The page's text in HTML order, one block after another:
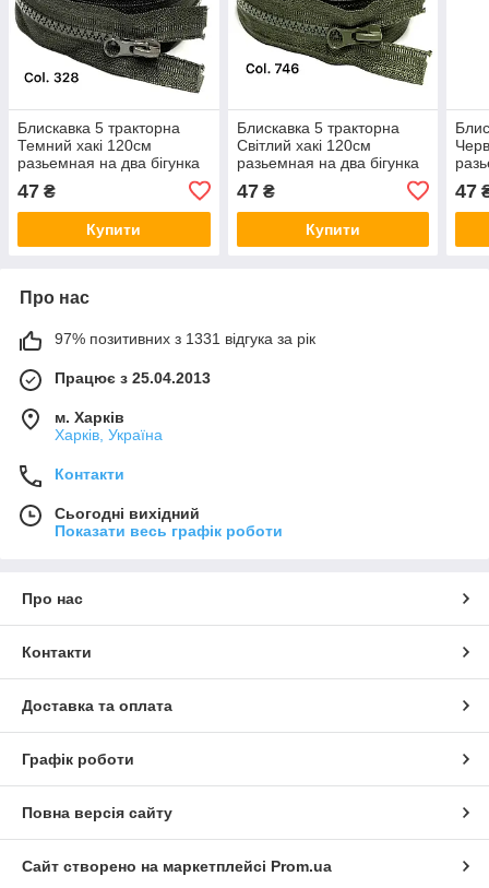
Блискавка 5 тракторна
Темний хакі 120см
разьемная на два бігунка
47 ₴
Купити
Блискавка 5 тракторна
Світлий хакі 120см
разьемная на два бігунка
47₴
Купити
47
Про нас
97% позитивних з 1331 відгука за рік
Працює з 25.04.2013
м. Харків
Харків, Україна
Контакти
Сьогодні вихідний
Показати весь графік роботи
Про нас
Контакти
Доставка та оплата
Графік роботи
Повна версія сайту
Сайт створено на маркетплейсі Prom.ua